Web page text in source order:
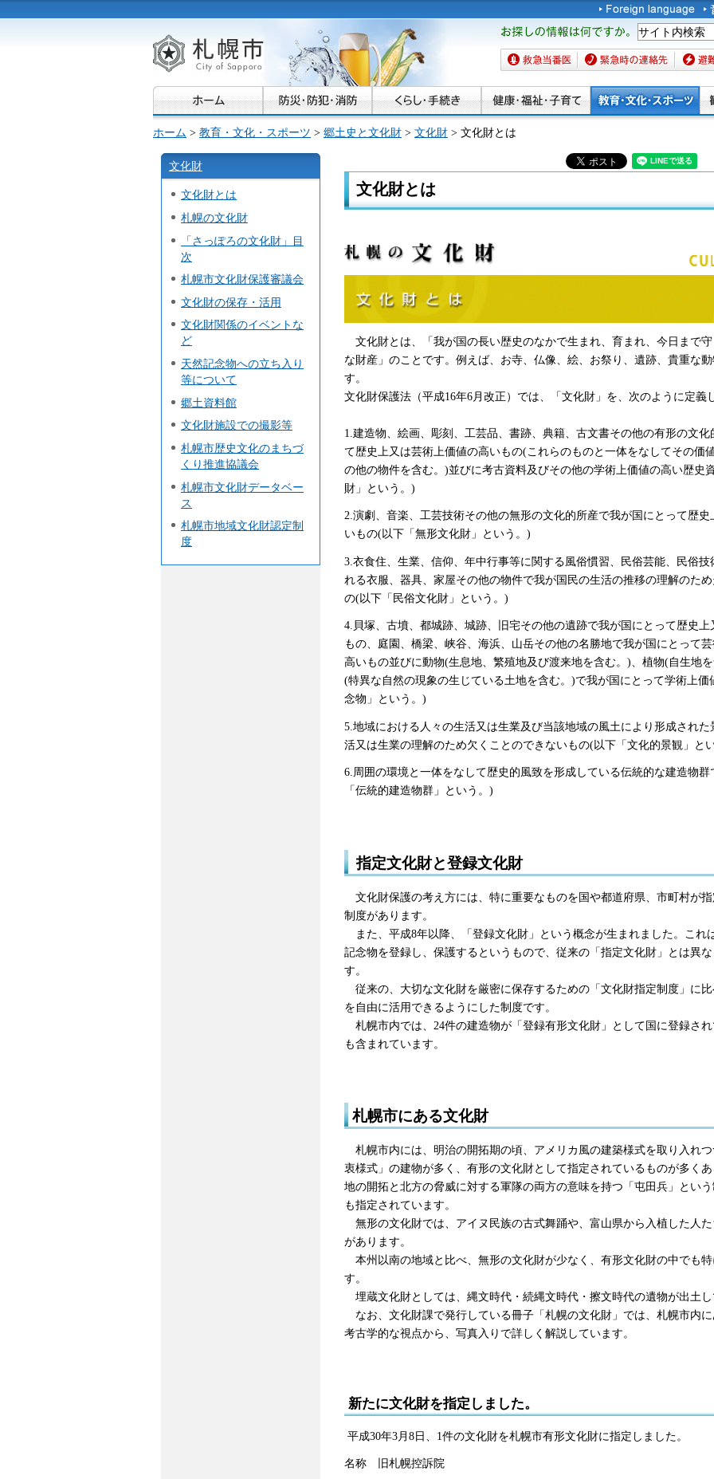
札幌市
お探しの情報は何です
か。
救急当番医 緊急時の連絡先 避難場
ホーム > 教育・文化・スポーツ > 郷土史と文化財 > 文化財 > 文化財とは
文化財
文化財とは
札幌の文化財
「さっぽろの文化財」目
次
札幌市文化財保護審議会
文化財の保存・活用
文化財関係のイベントな
ど
天然記念物への立ち入り
等について
郷土資料館
文化財施設での撮影等
札幌市歴史文化のまちづ
くり推進協議会
札幌市文化財データベー
ス
札幌市地域文化財認定制
度
文化財とは
文化財とは、「我が国の長い歴史のなかで生まれ、育まれ、今日まで
な財産」のことです。例えば、お寺、仏像、絵、お祭り、遺跡、貴重な
す。
文化財保護法（平成16年6月改正）では、「文化財」を、次のように定義
1.建造物、絵画、彫刻、工芸品、書跡、典籍、古文書その他の有形の文化
て歴史上又は芸術上価値の高いもの(これらのものと一体をなしてその価
の他の物件を含む。)並びに考古資料及びその他の学術上価値の高い歴史
財」という。)
2.演劇、音楽、工芸技術その他の無形の文化的所産で我が国にとって歴
いもの(以下「無形文化財」という。)
3.衣食住、生業、信仰、年中行事等に関する風俗慣習、民俗芸能、民俗技
れる衣服、器具、家屋その他の物件で我が国民の生活の推移の理解のた
の(以下「民俗文化財」という。)
4.貝塚、古墳、都城跡、城跡、旧宅その他の遺跡で我が国にとって歴史
もの、庭園、橋梁、峡谷、海浜、山岳その他の名勝地で我が国にとって
高いもの並びに動物(生息地、繁殖地及び渡来地を含む。)、植物(自生地
(特異な自然の現象の生じている土地を含む。)で我が国にとって学術上価
念物」という。)
5.地域における人々の生活又は生業及び当該地域の風土により形成され
活又は生業の理解のため欠くことのできないもの(以下「文化的景観」と
6.周囲の環境と一体をなして歴史的風致を形成している伝統的な建造物
「伝統的建造物群」という。)
指定文化財と登録文化財
文化財保護の考え方には、特に重要なものを国や都道府県、市町村が
制度があります。
また、平成8年以降、「登録文化財」という概念が生まれました。これ
記念物を登録し、保護するというもので、従来の「指定文化財」とは異
す。
従来の、大切な文化財を厳密に保存するための「文化財指定制度」に
を自由に活用できるようにした制度です。
札幌市内では、24件の建造物が「登録有形文化財」として国に登録さ
も含まれています。
札幌市にある文化財
札幌市内には、明治の開拓期の頃、アメリカ風の建築様式を取り入れ
衷様式」の建物が多く、有形の文化財として指定されているものが多く
地の開拓と北方の脅威に対する軍隊の両方の意味を持つ「屯田兵」とい
も指定されています。
無形の文化財では、アイヌ民族の古式舞踊や、富山県から入植した人
があります。
本州以南の地域と比べ、無形の文化財が少なく、有形文化財の中でも
す。
埋蔵文化財としては、縄文時代・続縄文時代・擦文時代の遺物が出土し
なお、文化財課で発行している冊子「札幌の文化財」では、札幌市内
考古学的な視点から、写真入りで詳しく解説しています。
新たに文化財を指定しました。
平成30年3月8日、1件の文化財を札幌市有形文化財に指定しました。
名称 旧札幌控訴院